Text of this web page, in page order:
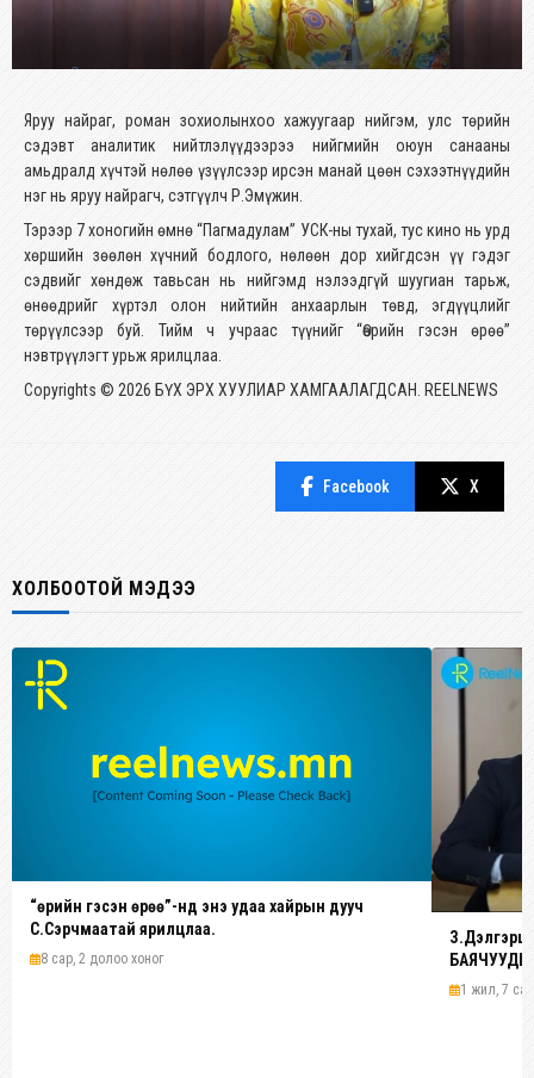
Яруу найраг, роман зохиолынхоо хажуугаар нийгэм, улс төрийн
сэдэвт аналитик нийтлэлүүдээрээ нийгмийн оюун санааны
амьдралд хүчтэй нөлөө үзүүлсээр ирсэн манай цөөн сэхээтнүүдийн
нэг нь яруу найрагч, сэтгүүлч Р.Эмүжин.
Тэрээр 7 хоногийн өмнө “Пагмадулам” УСК-ны тухай, тус кино нь урд
хөршийн зөөлөн хүчний бодлого, нөлөөн дор хийгдсэн үү гэдэг
сэдвийг хөндөж тавьсан нь нийгэмд нэлээдгүй шуугиан тарьж,
өнөөдрийг хүртэл олон нийтийн анхаарлын төвд, эгдүүцлийг
төрүүлсээр буй. Тийм ч учраас түүнийг “Өөрийн гэсэн өрөө”
нэвтрүүлэгт урьж ярилцлаа.
Copyrights © 2026 БҮХ ЭРХ ХУУЛИАР ХАМГААЛАГДСАН. REELNEWS
Facebook X
ХОЛБООТОЙ МЭДЭЭ
“Өөрийн гэсэн өрөө”-нд энэ удаа хайрын дууч
С.Сэрчмаатай ярилцлаа.
8 сар, 2 долоо хоног
1 жил, 7 сар